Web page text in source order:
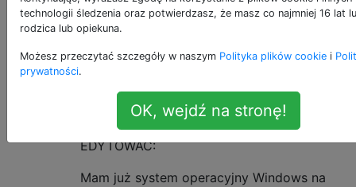
6
Jestem programistą internetowym.
najnowsze). Czy jest szybki sposób, aby to
Z góry dziękuję
EDYTOWAĆ:
Mam już system operacyjny Windows na
technologii śledzenia oraz potwierdzasz, że masz co najmniej 16 lat
rodzica lub opiekuna.
Możesz przeczytać szczegóły w naszym Polityka plików cookie i
prywatności.
OK, wejdź na stronę!